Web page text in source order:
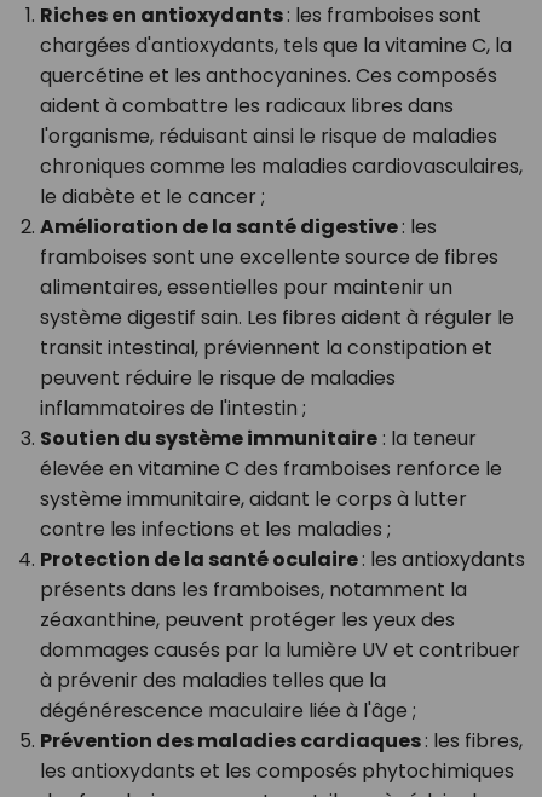
Riches en antioxydants: les framboises sont
chargées d'antioxydants, tels que la vitamine C, la
quercétine et les anthocyanines. Ces composés
aident à combattre les radicaux libres dans
l'organisme, réduisant ainsi le risque de maladies
chroniques comme les maladies cardiovasculaires,
le diabète et le cancer ;
Amélioration de la santé digestive: les
framboises sont une excellente source de fibres
alimentaires, essentielles pour maintenir un
système digestif sain. Les fibres aident à réguler le
transit intestinal, préviennent la constipation et
peuvent réduire le risque de maladies
inflammatoires de l'intestin ;
Soutien du système immunitaire: la teneur
élevée en vitamine C des framboises renforce le
système immunitaire, aidant le corps à lutter
contre les infections et les maladies ;
Protection de la santé oculaire: les antioxydants
présents dans les framboises, notamment la
zéaxanthine, peuvent protéger les yeux des
dommages causés par la lumière UV et contribuer
à prévenir des maladies telles que la
dégénérescence maculaire liée à l'âge ;
Prévention des maladies cardiaques: les fibres,
les antioxydants et les composés phytochimiques